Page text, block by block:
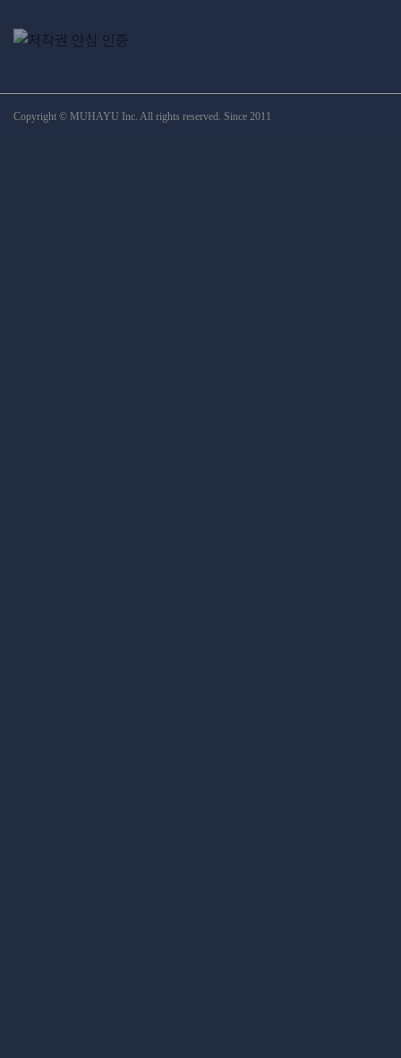
Copyright © MUHAYU Inc. All rights reserved. Since 2011